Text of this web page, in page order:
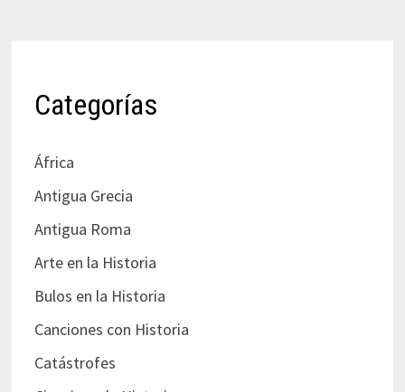
Categorías
África
Antigua Grecia
Antigua Roma
Arte en la Historia
Bulos en la Historia
Canciones con Historia
Catástrofes